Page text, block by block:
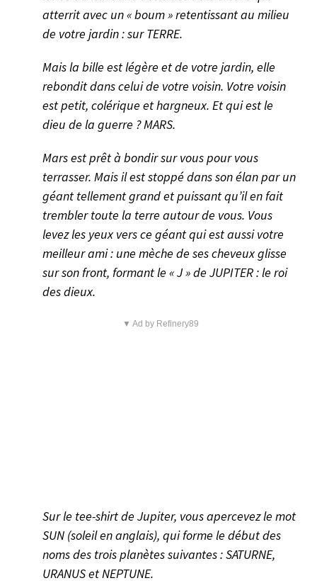
atterrit avec un « boum » retentissant au milieu
de votre jardin : sur TERRE.
Mais la bille est légère et de votre jardin, elle
rebondit dans celui de votre voisin. Votre voisin
est petit, colérique et hargneux. Et qui est le
dieu de la guerre ? MARS.
Mars est prêt à bondir sur vous pour vous
terrasser. Mais il est stoppé dans son élan par un
géant tellement grand et puissant qu’il en fait
trembler toute la terre autour de vous. Vous
levez les yeux vers ce géant qui est aussi votre
meilleur ami : une mèche de ses cheveux glisse
sur son front, formant le « J » de JUPITER : le roi
des dieux.
▼ Ad by Refinery89
Sur le tee-shirt de Jupiter, vous apercevez le mot
SUN (soleil en anglais), qui forme le début des
noms des trois planètes suivantes : SATURNE,
URANUS et NEPTUNE.